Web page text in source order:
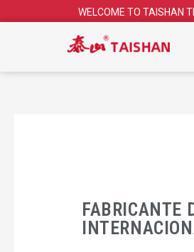
WELCOME TO TAISHAN
FABRICANTE